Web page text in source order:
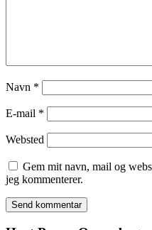
Navn *
E-mail *
Websted
Gem mit navn, mail og
jeg kommenterer.